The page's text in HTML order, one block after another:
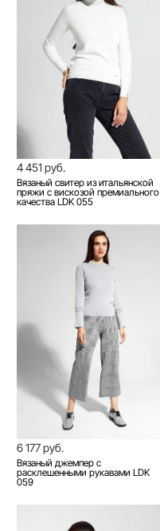
4 451 руб.
Вязаный свитер из итальянской
пряжи с вискозой премиального
качества LDK 055
6 177 руб.
Вязаный джемпер с
расклешенными рукавами LDK
059